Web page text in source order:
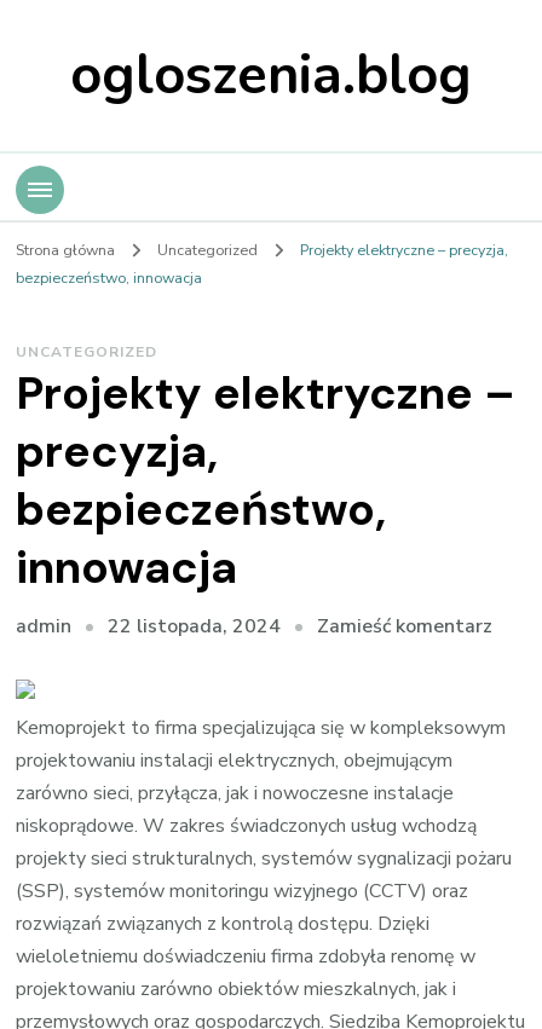
ogloszenia.blog
Strona główna Uncategorized
Projekty elektryczne – precyzja,
bezpieczeństwo, innowacja
UNCATEGORIZED
Projekty elektryczne –
precyzja,
bezpieczeństwo,
innowacja
admin 22 listopada, 2024 Zamieść komentarz
Kemoprojekt to firma specjalizująca się w kompleksowym
projektowaniu instalacji elektrycznych, obejmującym
zarówno sieci, przyłącza, jak i nowoczesne instalacje
niskoprądowe. W zakres świadczonych usług wchodzą
projekty sieci strukturalnych, systemów sygnalizacji pożaru
(SSP), systemów monitoringu wizyjnego (CCTV) oraz
rozwiązań związanych z kontrolą dostępu. Dzięki
wieloletniemu doświadczeniu firma zdobyła renomę w
projektowaniu zarówno obiektów mieszkalnych, jak i
przemysłowych oraz gospodarczych. Siedziba Kemoprojektu